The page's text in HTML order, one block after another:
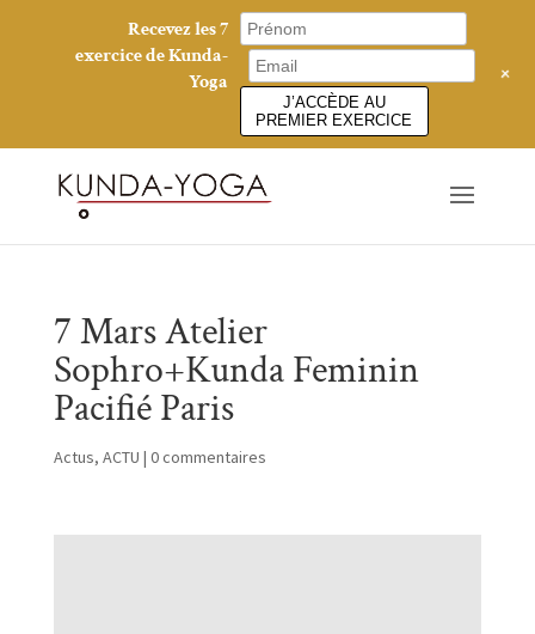
7 Mars Atelier
Sophro+Kunda Feminin
Pacifié Paris
Actus, ACTU | 0 commentaires
Recevez les 7
exercice de Kunda-
Yoga
J’ACCÈDE AU
PREMIER EXERCICE
+